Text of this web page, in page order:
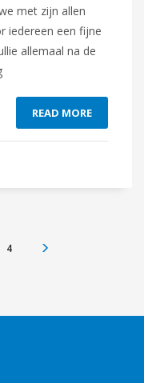
met zijn allen
iedereen een fijne
allemaal na de
READ MORE
4